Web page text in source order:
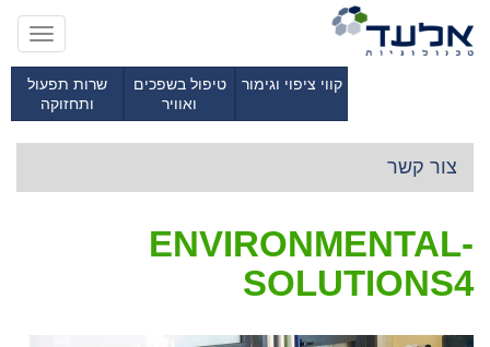
שרות תפעול
ותחזוקה
טיפול בשפכים
ואוויר
קווי ציפוי וגימור
צור קשר
ENVIRONMENTAL-
SOLUTIONS4